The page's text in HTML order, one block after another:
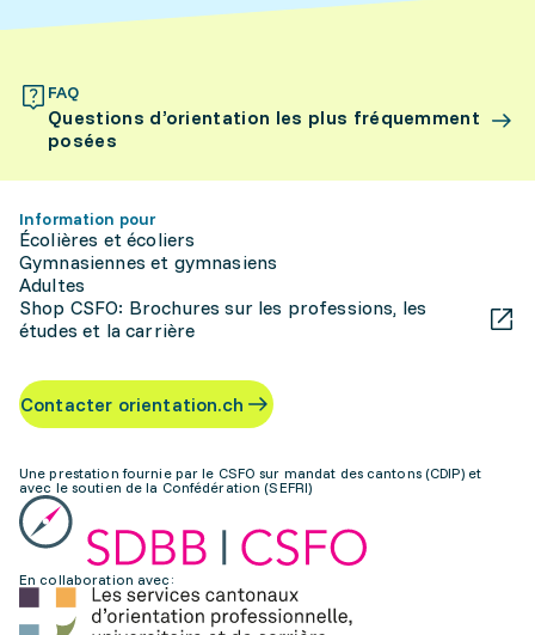
FAQ
Questions d’orientation les plus fréquemment
posées
Information pour
Écolières et écoliers
Gymnasiennes et gymnasiens
Adultes
Shop CSFO: Brochures sur les professions, les
études et la carrière
Contacter orientation.ch
Une prestation fournie par le CSFO sur mandat des cantons (CDIP) et
avec le soutien de la Confédération (SEFRI)
En collaboration avec: